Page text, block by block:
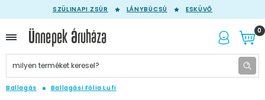
SZÜLINAPI ZSÚR LÁNYBÚCSÚ ESKÜVŐ
0
Ballagás Ballagási Fólia Lufi